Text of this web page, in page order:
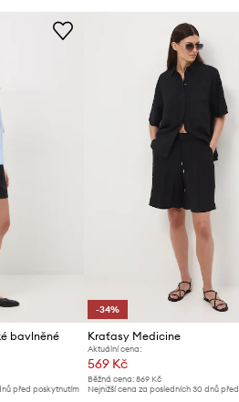
bavlněné
před poskytnutím
-34%
Kraťasy Medicine
Aktuální cena:
569 Kč
Běžná cena: 869 Kč
Nejnižší cena za posledních 30 dnů